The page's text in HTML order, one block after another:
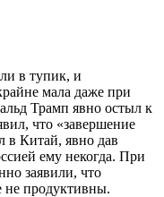
в тупик, и
мала даже при
Трамп явно остыл к
что «завершение
в Китай, явно дав
ему некогда. При
заявили, что
продуктивны.